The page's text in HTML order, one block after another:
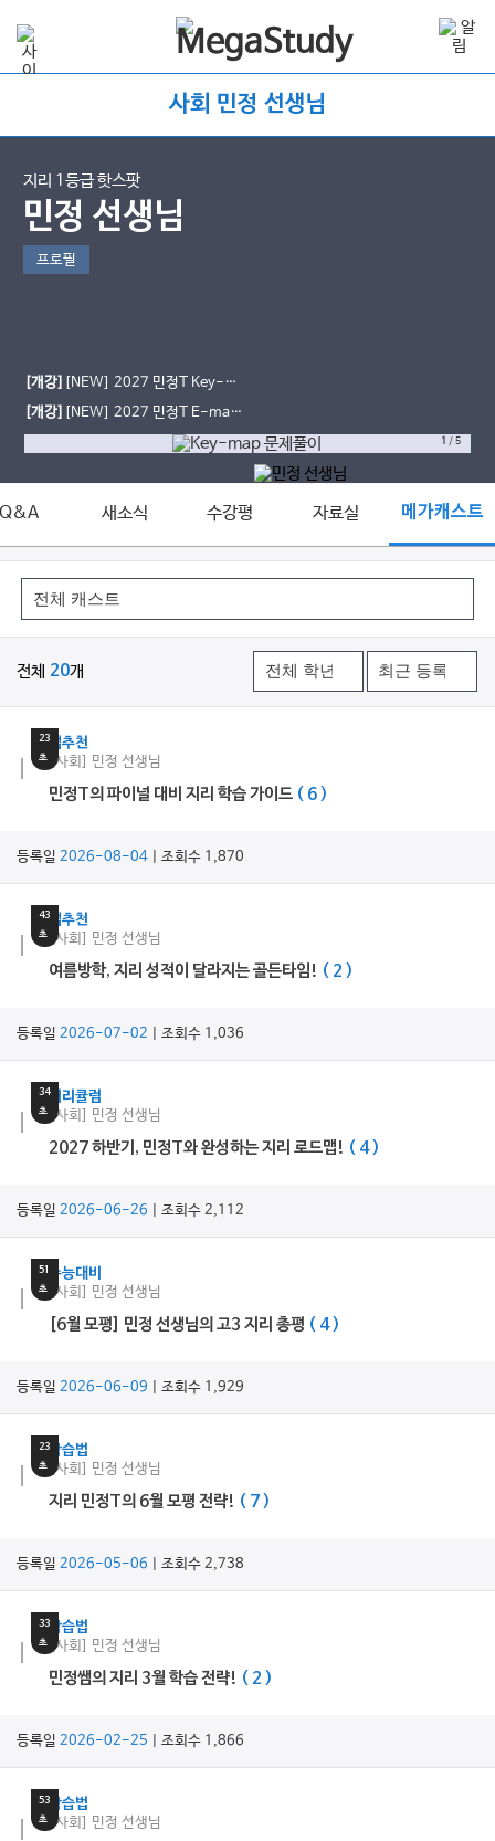
사회 민정 선생님
지리 1등급 핫스팟
민정 선생님
프로필
[개강] [NEW] 2027 민정T Key-
map 문제풀이 OPEN
[개강] [NEW] 2027 민정T E-map
심화개념 OPEN
1 /5
새소식 수강평 자료실 메가캐스트
전체 20개
23
초
쌤추천
[사회] 민정 선생님
민정T의 파이널 대비 지리 학습 가이드 ( 6 )
등록일 2026-08-04| 조회수 1,870
43
초
쌤추천
[사회] 민정 선생님
여름방학, 지리 성적이 달라지는 골든타임! ( 2 )
등록일 2026-07-02 | 조회수 1,036
34
초
커리큘럼
[사회] 민정 선생님
2027 하반기, 민정T와 완성하는 지리 로드맵! ( 4 )
등록일 2026-06-26 | 조회수 2,112
51
초
수능대비
[사회] 민정 선생님
[6월 모평] 민정 선생님의 고3 지리 총평 ( 4 )
등록일 2026-06-09 | 조회수 1,929
23
초
학습법
[사회] 민정 선생님
지리 민정T의 6월 모평 전략! ( 7 )
등록일 2026-05-06 | 조회수 2,738
33
초
학습법
[사회] 민정 선생님
민정쌤의 지리 3월 학습 전략! ( 2 )
등록일 2026-02-25 | 조회수 1,866
53
초
학습법
[사회] 민정 선생님